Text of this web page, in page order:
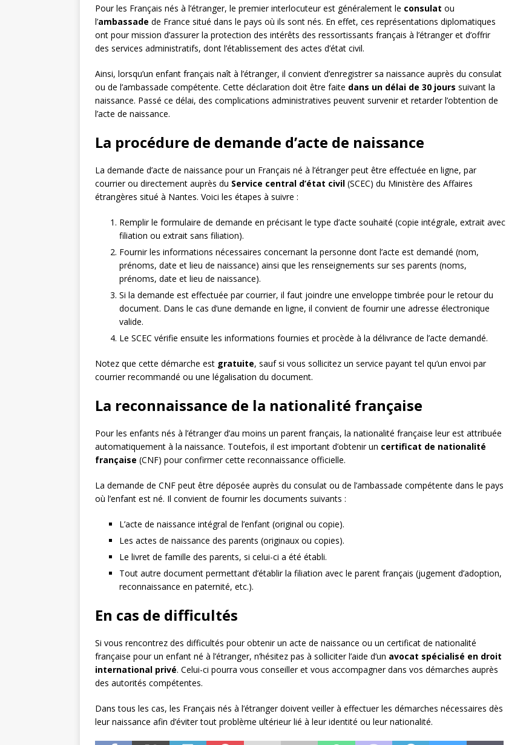
Pour les Français nés à l’étranger, le premier interlocuteur est généralement le consulat ou
l’ambassade de France situé dans le pays où ils sont nés. En effet, ces représentations diplomatiques
ont pour mission d’assurer la protection des intérêts des ressortissants français à l’étranger et d’offrir
des services administratifs, dont l’établissement des actes d’état civil.
Ainsi, lorsqu’un enfant français naît à l’étranger, il convient d’enregistrer sa naissance auprès du consulat
ou de l’ambassade compétente. Cette déclaration doit être faite dans un délai de 30 jours suivant la
naissance. Passé ce délai, des complications administratives peuvent survenir et retarder l’obtention de
l’acte de naissance.
La procédure de demande d’acte de naissance
La demande d’acte de naissance pour un Français né à l’étranger peut être effectuée en ligne, par
courrier ou directement auprès du Service central d’état civil (SCEC) du Ministère des Affaires
étrangères situé à Nantes. Voici les étapes à suivre :
Remplir le formulaire de demande en précisant le type d’acte souhaité (copie intégrale, extrait avec
filiation ou extrait sans filiation).
Fournir les informations nécessaires concernant la personne dont l’acte est demandé (nom,
prénoms, date et lieu de naissance) ainsi que les renseignements sur ses parents (noms,
prénoms, date et lieu de naissance).
Si la demande est effectuée par courrier, il faut joindre une enveloppe timbrée pour le retour du
document. Dans le cas d’une demande en ligne, il convient de fournir une adresse électronique
valide.
Le SCEC vérifie ensuite les informations fournies et procède à la délivrance de l’acte demandé.
Notez que cette démarche est gratuite, sauf si vous sollicitez un service payant tel qu’un envoi par
courrier recommandé ou une légalisation du document.
La reconnaissance de la nationalité française
Pour les enfants nés à l’étranger d’au moins un parent français, la nationalité française leur est attribuée
automatiquement à la naissance. Toutefois, il est important d’obtenir un certificat de nationalité
française (CNF) pour confirmer cette reconnaissance officielle.
La demande de CNF peut être déposée auprès du consulat ou de l’ambassade compétente dans le pays
où l’enfant est né. Il convient de fournir les documents suivants :
L’acte de naissance intégral de l’enfant (original ou copie).
Les actes de naissance des parents (originaux ou copies).
Le livret de famille des parents, si celui-ci a été établi.
Tout autre document permettant d’établir la filiation avec le parent français (jugement d’adoption,
reconnaissance en paternité, etc.).
En cas de difficultés
Si vous rencontrez des difficultés pour obtenir un acte de naissance ou un certificat de nationalité
française pour un enfant né à l’étranger, n’hésitez pas à solliciter l’aide d’un avocat spécialisé en droit
international privé. Celui-ci pourra vous conseiller et vous accompagner dans vos démarches auprès
des autorités compétentes.
Dans tous les cas, les Français nés à l’étranger doivent veiller à effectuer les démarches nécessaires dès
leur naissance afin d’éviter tout problème ultérieur lié à leur identité ou leur nationalité.